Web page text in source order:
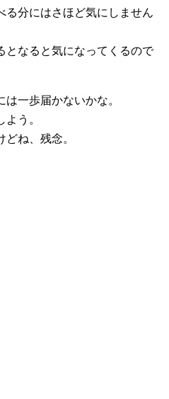
る分にはさほど気にしません
となると気になってくるので
一歩届かないかな。
う。
ね、残念。